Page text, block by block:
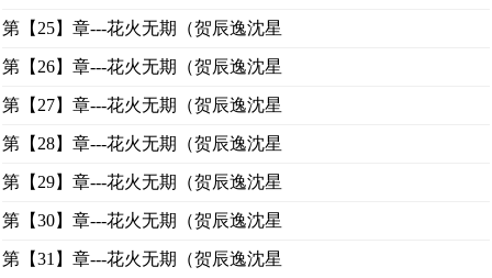
第【25】章---花火无期（贺辰逸沈星
第【26】章---花火无期（贺辰逸沈星
第【27】章---花火无期（贺辰逸沈星
第【28】章---花火无期（贺辰逸沈星
第【29】章---花火无期（贺辰逸沈星
第【30】章---花火无期（贺辰逸沈星
第【31】章---花火无期（贺辰逸沈星